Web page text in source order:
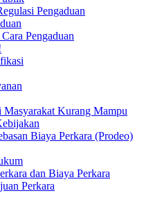
Pengaduan
Pengaduan
Kurang Mampu
Biaya Perkara (Prodeo)
dan Biaya Perkara
Perkara